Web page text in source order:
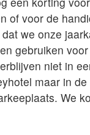
of voor de
we onze
gebruiken
niet in
maar in
We